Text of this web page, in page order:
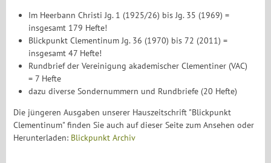
Im Heerbann Christi Jg. 1 (1925/26) bis Jg. 35 (1969) =
insgesamt 179 Hefte!
Blickpunkt Clementinum Jg. 36 (1970) bis 72 (2011) =
insgesamt 47 Hefte!
Rundbrief der Vereinigung akademischer Clementiner (VAC)
= 7 Hefte
dazu diverse Sondernummern und Rundbriefe (20 Hefte)
Die jüngeren Ausgaben unserer Hauszeitschrift "Blickpunkt
Clementinum" finden Sie auch auf dieser Seite zum Ansehen oder
Herunterladen: Blickpunkt Archiv